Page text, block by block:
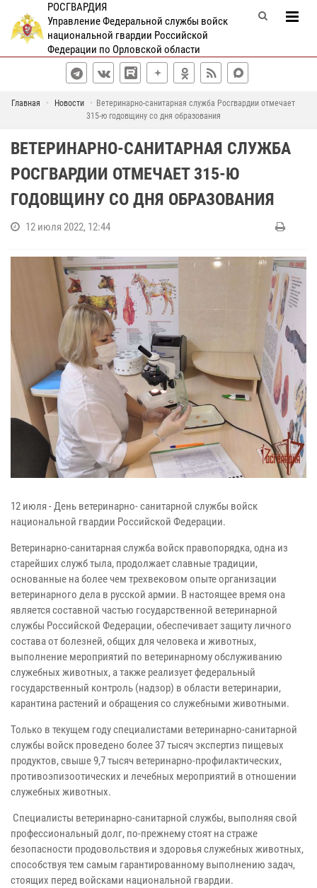
РОСГВАРДИЯ
Управление Федеральной службы войск
национальной гвардии Российской
Федерации по Орловской области
Главная Новости
Ветеринарно-санитарная служба Росгвардии отмечает
315-ю годовщину со дня образования
ВЕТЕРИНАРНО-САНИТАРНАЯ СЛУЖБА
РОСГВАРДИИ ОТМЕЧАЕТ 315-Ю
ГОДОВЩИНУ СО ДНЯ ОБРАЗОВАНИЯ
12 июля 2022, 12:44
12 июля - День ветеринарно- санитарной службы войск
национальной гвардии Российской Федерации.
Ветеринарно-санитарная служба войск правопорядка, одна из
старейших служб тыла, продолжает славные традиции,
основанные на более чем трехвековом опыте организации
ветеринарного дела в русской армии. В настоящее время она
является составной частью государственной ветеринарной
службы Российской Федерации, обеспечивает защиту личного
состава от болезней, общих для человека и животных,
выполнение мероприятий по ветеринарному обслуживанию
служебных животных, а также реализует федеральный
государственный контроль (надзор) в области ветеринарии,
карантина растений и обращения со служебными животными.
Только в текущем году специалистами ветеринарно-санитарной
службы войск проведено более 37 тысяч экспертиз пищевых
продуктов, свыше 9,7 тысяч ветеринарно-профилактических,
противоэпизоотических и лечебных мероприятий в отношении
служебных животных.
Специалисты ветеринарно-санитарной службы, выполняя свой
профессиональный долг, по-прежнему стоят на страже
безопасности продовольствия и здоровья служебных животных,
способствуя тем самым гарантированному выполнению задач,
стоящих перед войсками национальной гвардии.